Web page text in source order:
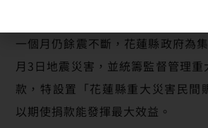
一個月仍餘震不斷，花蓮縣政府為
月3日地震災害，並統籌監督管理
款，特設置「花蓮縣重大災害民間
以期使捐款能發揮最大效益。